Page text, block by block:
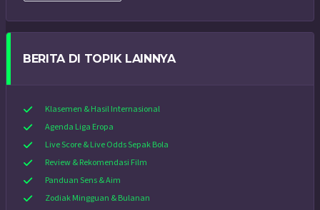
BERITA DI TOPIK LAINNYA
Klasemen & Hasil Internasional
Agenda Liga Eropa
Live Score & Live Odds Sepak Bola
Review & Rekomendasi Film
Panduan Sens & Aim
Zodiak Mingguan & Bulanan